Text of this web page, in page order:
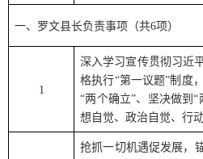
一、罗文县长负责事项（共6项）
1
深入学习宣传贯彻习近
格执行“第一议题”制度
“两个确立”、坚决做到“
想自觉、政治自觉、行动
抢抓一切机遇促发展，